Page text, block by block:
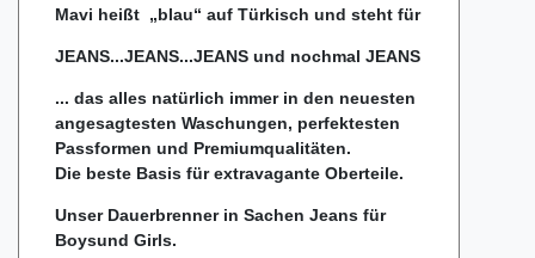
Mavi heißt „blau“ auf Türkisch und steht für
JEANS...JEANS...JEANS und nochmal JEANS
... das alles natürlich immer in den neuesten
angesagtesten Waschungen, perfektesten
Passformen und Premiumqualitäten.
Die beste Basis für extravagante Oberteile.
Unser Dauerbrenner in Sachen Jeans für
Boysund Girls.